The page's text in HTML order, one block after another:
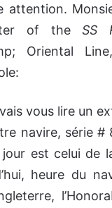
attention.
of theSS
Oriental
vous lire un
navire, série #
est celui de
heure du